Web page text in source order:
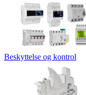
Beskyttelse og kontrol